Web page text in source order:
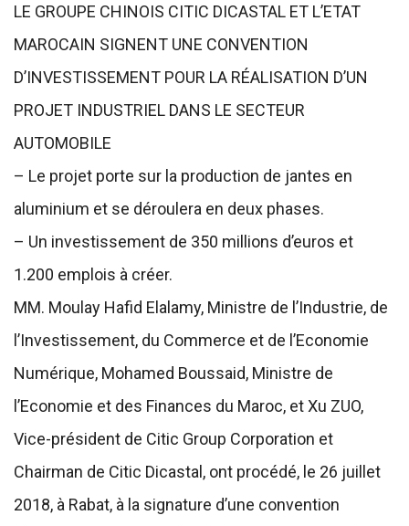
LE GROUPE CHINOIS CITIC DICASTAL ET L’ETAT
MAROCAIN SIGNENT UNE CONVENTION
D’INVESTISSEMENT POUR LA RÉALISATION D’UN
PROJET INDUSTRIEL DANS LE SECTEUR
AUTOMOBILE
– Le projet porte sur la production de jantes en
aluminium et se déroulera en deux phases.
– Un investissement de 350 millions d’euros et
1.200 emplois à créer.
MM. Moulay Hafid Elalamy, Ministre de l’Industrie, de
l’Investissement, du Commerce et de l’Economie
Numérique, Mohamed Boussaid, Ministre de
l’Economie et des Finances du Maroc, et Xu ZUO,
Vice-président de Citic Group Corporation et
Chairman de Citic Dicastal, ont procédé, le 26 juillet
2018, à Rabat, à la signature d’une convention